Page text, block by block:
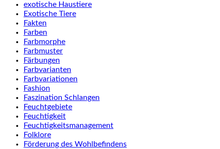
exotische Haustiere
Exotische Tiere
Fakten
Farben
Farbmorphe
Farbmuster
Färbungen
Farbvarianten
Farbvariationen
Fashion
Faszination Schlangen
Feuchtgebiete
Feuchtigkeit
Feuchtigkeitsmanagement
Folklore
Förderung des Wohlbefindens